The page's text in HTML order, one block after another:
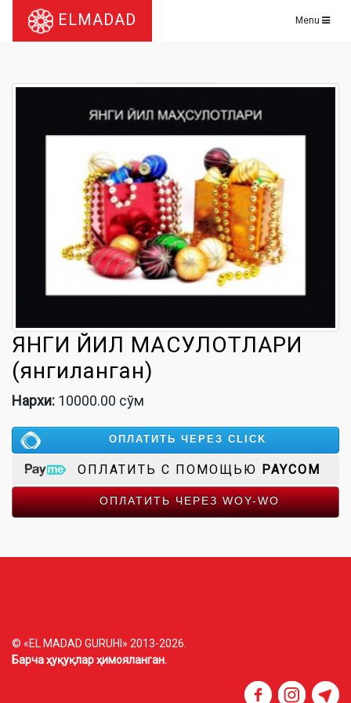
ELMADAD Menu
ЯНГИ ЙИЛ МАҲСУЛОТЛАРИ
(янгиланган)
Нархи: 10000.00 сўм
ОПЛАТИТЬ ЧЕРЕЗ CLICK
ОПЛАТИТЬ С ПОМОЩЬЮ PAYCOM
ОПЛАТИТЬ ЧЕРЕЗ WOY-WO
© «EL MADAD GURUHI» 2013-2026.
Барча ҳуқуқлар ҳимояланган.